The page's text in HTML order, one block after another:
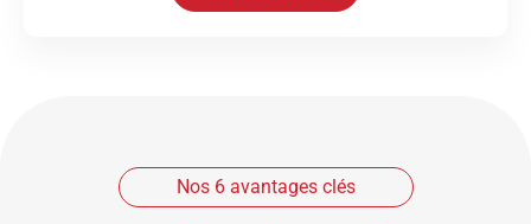
Nos 6 avantages clés